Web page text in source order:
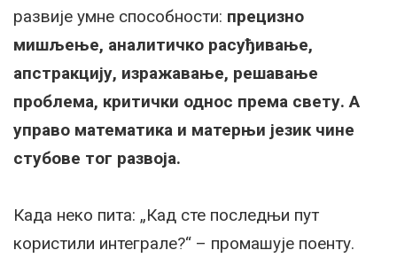
развије умне способности: прецизно
мишљење, аналитичко расуђивање,
апстракцију, изражавање, решавање
проблема, критички однос према свету. А
управо математика и матерњи језик чине
стубове тог развоја.
Када неко пита: „Кад сте последњи пут
користили интеграле?“ – промашује поенту.